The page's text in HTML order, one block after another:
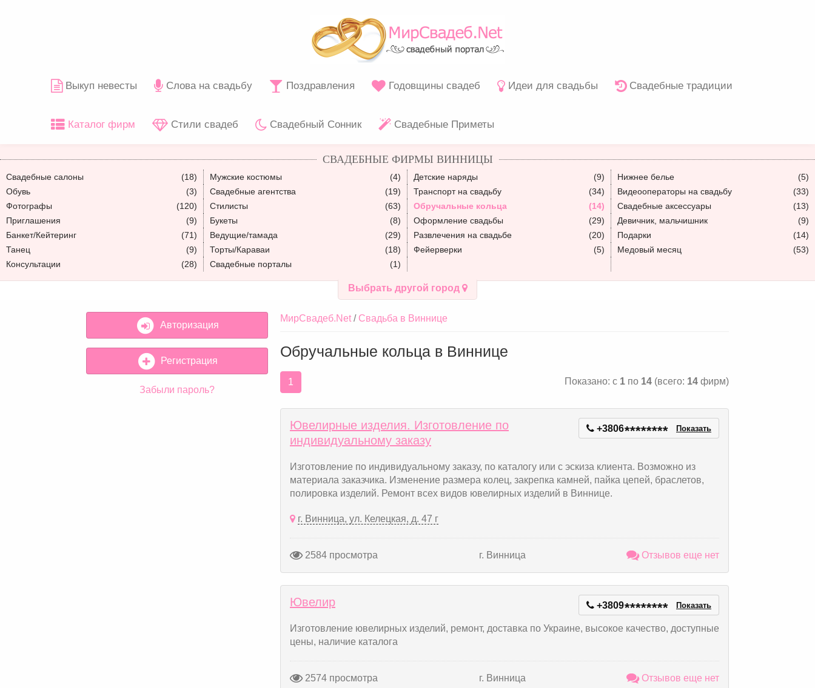
Выкуп невесты Слова на свадьбу Поздравления Годовщины свадеб Идеи для свадьбы Свадебные традиции
Каталог фирм Стили свадеб Свадебный Сонник Свадебные Приметы
СВАДЕБНЫЕ ФИРМЫ ВИННИЦЫ
Свадебные салоны (18) Мужские костюмы (4) Детские наряды (9) Нижнее белье
(5)
Обувь
(3) Свадебные агентства (19) Транспорт на свадьбу (34) Видеооператоры на свадьбу
(33)
Фотографы
(120) Стилисты (63) Обручальные кольца (14) Свадебные аксессуары
(13)
Приглашения
(9) Букеты (8) Оформление свадьбы (29) Девичник, мальчишник
(9)
Банкет/Кейтеринг
(71) Ведущие/тамада (29) Развлечения на свадьбе (20) Подарки
(14)
Танец
(9) Торты/Караваи (18) Фейерверки (5) Медовый месяц
(53)
Консультации
(28) Свадебные порталы (1)
Выбрать другой город
МирСвадеб.Net Свадьба в Виннице
Обручальные кольца в Виннице
1 Показано: с 1 по 14 (всего: 14 фирм)
Ювелирные изделия. Изготовление по
индивидуальному заказу
+3806******** Показать
Изготовление по индивидуальному заказу, по каталогу или с эскиза клиента. Возможно из
материала заказчика. Изменение размера колец, закрепка камней, пайка цепей, браслетов,
полировка изделий. Ремонт всех видов ювелирных изделий в Виннице.
г. Винница, ул. Келецкая, д. 47 г
2584 просмотра г. Винница Отзывов еще нет
Ювелир +3809******** Показать
Изготовление ювелирных изделий, ремонт, доставка по Украине, высокое качество, доступные
цены, наличие каталога
2574 просмотра г. Винница Отзывов еще нет
Авторизация
Регистрация
Забыли пароль?